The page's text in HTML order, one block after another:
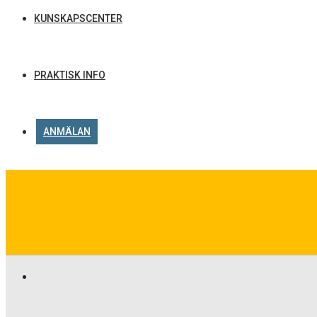
KUNSKAPSCENTER
PRAKTISK INFO
ANMÄLAN